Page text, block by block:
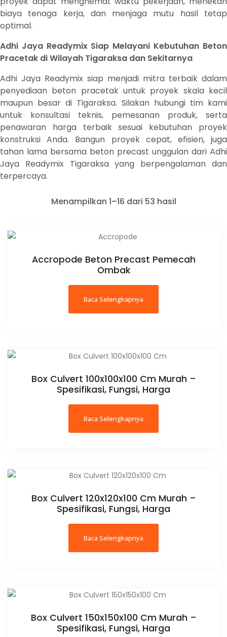
biaya tenaga kerja, dan menjaga mutu hasil tetap
optimal.
Adhi Jaya Readymix Siap Melayani Kebutuhan Beton
Pracetak di Wilayah Tigaraksa dan Sekitarnya
Adhi Jaya Readymix siap menjadi mitra terbaik dalam
penyediaan beton pracetak untuk proyek skala kecil
maupun besar di Tigaraksa. Silakan hubungi tim kami
untuk konsultasi teknis, pemesanan produk, serta
penawaran harga terbaik sesuai kebutuhan proyek
konstruksi Anda. Bangun proyek cepat, efisien, juga
tahan lama bersama beton precast unggulan dari Adhi
Jaya Readymix Tigaraksa yang berpengalaman dan
terpercaya.
Menampilkan 1–16 dari 53 hasil
Accropode Beton Precast Pemecah
Ombak
Baca Selengkapnya
Box Culvert 100x100x100 Cm Murah –
Spesifikasi, Fungsi, Harga
Baca Selengkapnya
Box Culvert 120x120x100 Cm Murah –
Spesifikasi, Fungsi, Harga
Baca Selengkapnya
Box Culvert 150x150x100 Cm Murah –
Spesifikasi, Fungsi, Harga